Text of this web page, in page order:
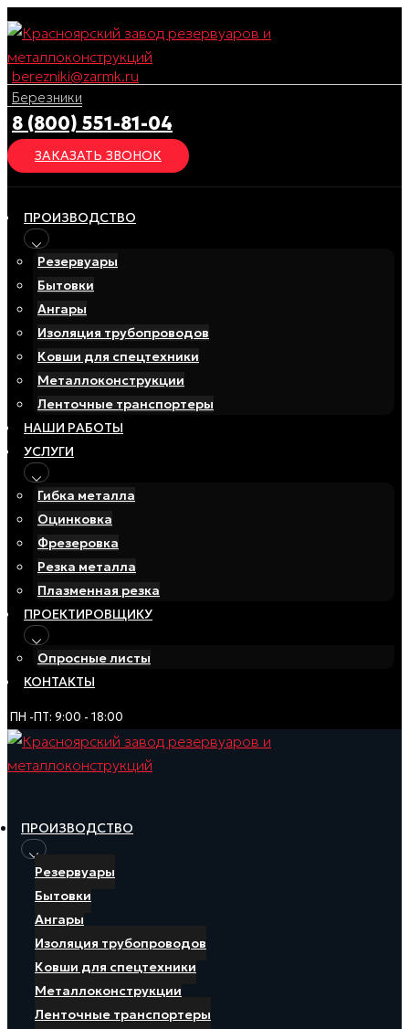
Перейти
содержимому
berezniki@zarmk.ru
Березники
8 (800) 551-81-04
ЗАКАЗАТЬ ЗВОНОК
ПРОИЗВОДСТВО
Резервуары
Бытовки
Ангары
Изоляция трубопроводов
Ковши для спецтехники
Металлоконструкции
Ленточные транспортеры
НАШИ РАБОТЫ
УСЛУГИ
Гибка металла
Оцинковка
Фрезеровка
Резка металла
Плазменная резка
ПРОЕКТИРОВЩИКУ
Опросные листы
КОНТАКТЫ
ПН -ПТ: 9:00 - 18:00
ПРОИЗВОДСТВО
Резервуары
Бытовки
Ангары
Изоляция трубопроводов
Ковши для спецтехники
Металлоконструкции
Ленточные транспортеры